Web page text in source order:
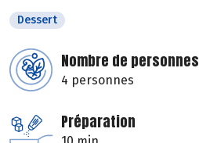
Dessert
Nombre de personnes
4 personnes
Préparation